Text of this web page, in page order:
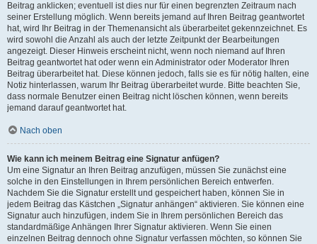
Beitrag anklicken; eventuell ist dies nur für einen begrenzten Zeitraum nach
seiner Erstellung möglich. Wenn bereits jemand auf Ihren Beitrag geantwortet
hat, wird Ihr Beitrag in der Themenansicht als überarbeitet gekennzeichnet. Es
wird sowohl die Anzahl als auch der letzte Zeitpunkt der Bearbeitungen
angezeigt. Dieser Hinweis erscheint nicht, wenn noch niemand auf Ihren
Beitrag geantwortet hat oder wenn ein Administrator oder Moderator Ihren
Beitrag überarbeitet hat. Diese können jedoch, falls sie es für nötig halten, eine
Notiz hinterlassen, warum Ihr Beitrag überarbeitet wurde. Bitte beachten Sie,
dass normale Benutzer einen Beitrag nicht löschen können, wenn bereits
jemand darauf geantwortet hat.
Nach oben
Wie kann ich meinem Beitrag eine Signatur anfügen?
Um eine Signatur an Ihren Beitrag anzufügen, müssen Sie zunächst eine
solche in den Einstellungen in Ihrem persönlichen Bereich entwerfen.
Nachdem Sie die Signatur erstellt und gespeichert haben, können Sie in
jedem Beitrag das Kästchen „Signatur anhängen“ aktivieren. Sie können eine
Signatur auch hinzufügen, indem Sie in Ihrem persönlichen Bereich das
standardmäßige Anhängen Ihrer Signatur aktivieren. Wenn Sie einen
einzelnen Beitrag dennoch ohne Signatur verfassen möchten, so können Sie